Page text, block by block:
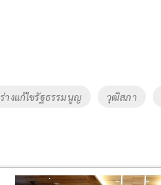
ร่างแก้ไขรัฐธรรมนูญ วุฒิสภา